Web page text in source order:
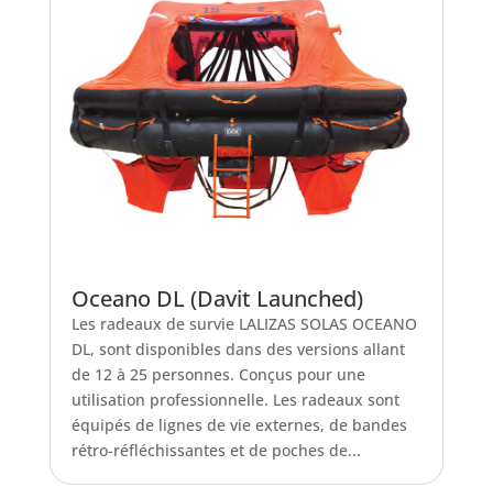
Oceano DL (Davit Launched)
Les radeaux de survie LALIZAS SOLAS OCEANO
DL, sont disponibles dans des versions allant
de 12 à 25 personnes. Conçus pour une
utilisation professionnelle. Les radeaux sont
équipés de lignes de vie externes, de bandes
rétro-réfléchissantes et de poches de...